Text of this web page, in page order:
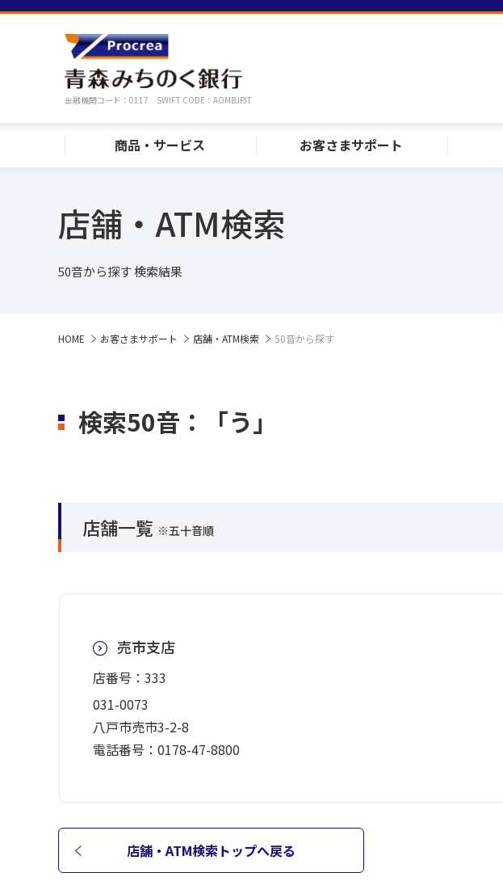
金融機関コード：0117 SWIFT CODE：AOMBJPJT
商品・サービス お客さまサポート
店舗・ATM検索
50音から探す 検索結果
HOME お客さまサポート 店舗・ATM検索 50音から探す
検索50音：「う」
店舗一覧 ※五十音順
売市支店
店番号：333
031-0073
八戸市売市3-2-8
電話番号：0178-47-8800
店舗・ATM検索トップへ戻る